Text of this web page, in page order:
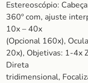
Estereoscópio:
360º com, ajuste
10x – 40x
(Opcional 160x),
20x), Objetivas: 1-4x
Direta
tridimensional,